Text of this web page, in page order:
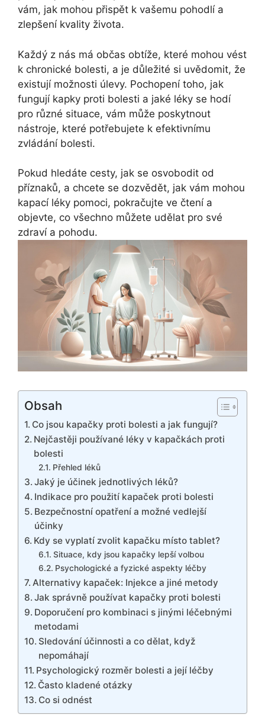
vám, jak mohou přispět k vašemu pohodlí a
zlepšení kvality života.
Každý z nás má občas obtíže, které mohou vést
k chronické bolesti, a je důležité si uvědomit, že
existují možnosti úlevy. Pochopení toho, jak
fungují kapky proti bolesti a jaké léky se hodí
pro různé situace, vám může poskytnout
nástroje, které potřebujete k efektivnímu
zvládání bolesti.
Pokud hledáte cesty, jak se osvobodit od
příznaků, a chcete se dozvědět, jak vám mohou
kapací léky pomoci, pokračujte ve čtení a
objevte, co všechno můžete udělat pro své
zdraví a pohodu.
Obsah
Co jsou kapačky proti bolesti a jak fungují?
Nejčastěji používané léky v kapačkách proti
bolesti
Přehled léků
Jaký je účinek jednotlivých léků?
Indikace pro použití kapaček proti bolesti
Bezpečnostní opatření a možné vedlejší
účinky
Kdy se vyplatí zvolit kapačku místo tablet?
Situace, kdy jsou kapačky lepší volbou
Psychologické a fyzické aspekty léčby
Alternativy kapaček: Injekce a jiné metody
Jak správně používat kapačky proti bolesti
Doporučení pro kombinaci s jinými léčebnými
metodami
Sledování účinnosti a co dělat, když
nepomáhají
Psychologický rozměr bolesti a její léčby
Často kladené otázky
Co si odnést